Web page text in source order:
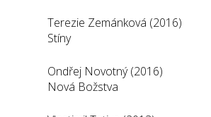
Terezie Zemánková (2016)
Stíny
Ondřej Novotný (2016)
Nová Božstva